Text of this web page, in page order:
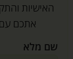
האישיות
אתכם
שם מלא